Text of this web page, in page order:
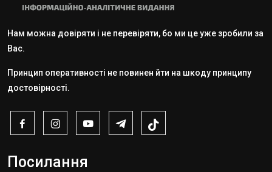
Нам можна довіряти і не перевіряти, бо ми це уже зробили за
Вас.
Принцип оперативності не повинен йти на шкоду принципу
достовірності.
Посилання